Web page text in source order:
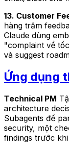
13. Customer
hàng trăm
Claude dùng
"complaint về
và suggest
Ứng dụng
Technical PM
architecture
Subagents để
security, một
findings trước